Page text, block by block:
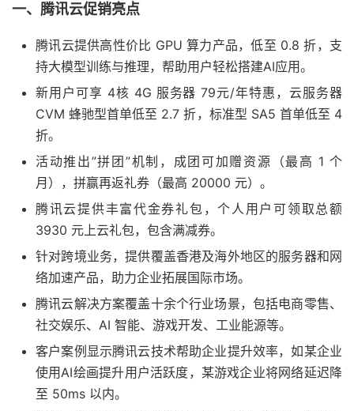
一、腾讯云促销亮点
腾讯云提供高性价比 GPU 算力产品，低至 0.8 折，支
持大模型训练与推理，帮助用户轻松搭建AI应用。
新用户可享 4核 4G 服务器 79元/年特惠，云服务器
CVM 蜂驰型首单低至 2.7 折，标准型 SA5 首单低至 4
折。
活动推出”拼团”机制，成团可加赠资源（最高 1 个
月），拼赢再返礼券（最高 20000 元）。
腾讯云提供丰富代金券礼包，个人用户可领取总额
3930 元上云礼包，包含满减券。
针对跨境业务，提供覆盖香港及海外地区的服务器和网
络加速产品，助力企业拓展国际市场。
腾讯云解决方案覆盖十余个行业场景，包括电商零售、
社交娱乐、AI 智能、游戏开发、工业能源等。
客户案例显示腾讯云技术帮助企业提升效率，如某企业
使用AI绘画提升用户活跃度，某游戏企业将网络延迟降
至 50ms 以内。